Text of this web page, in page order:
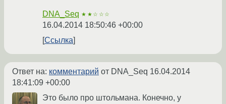
DNA_Seq ★★☆☆☆
16.04.2014 18:50:46 +00:00
Ссылка
Ответ на: комментарий от DNA_Seq 16.04.2014
18:41:09 +00:00
Это было про штольмана. Конечно, у